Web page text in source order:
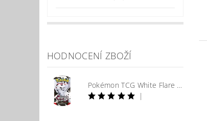
HODNOCENÍ ZBOŽÍ
Pokémon TCG White Flare Booster
|